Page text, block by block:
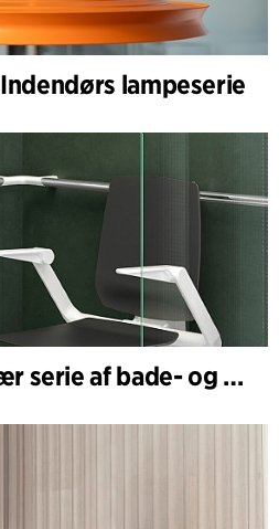
lampeserie
Ascento - modulær serie af bade- og brusestole